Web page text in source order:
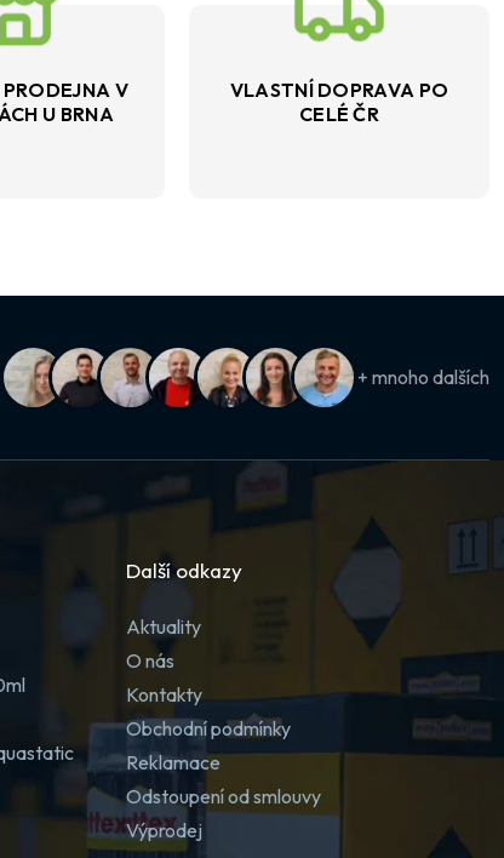
V
U BRNA
VLASTNÍ DOPRAVA PO
CELÉ ČR
+ mnoho dalších
Další odkazy
Aktuality
O nás
Kontakty
Obchodní podmínky
Reklamace
Odstoupení od smlouvy
Výprodej